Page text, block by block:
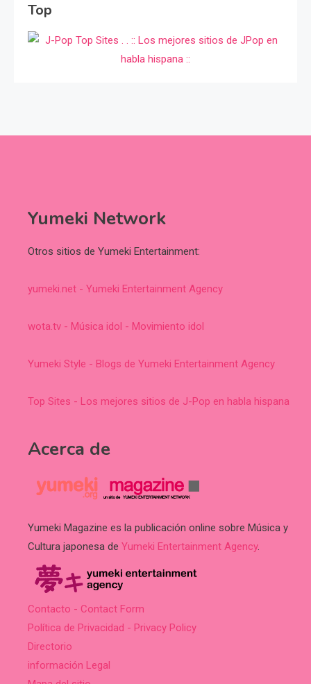
Top
Yumeki Network
Otros sitios de Yumeki Entertainment:
yumeki.net - Yumeki Entertainment Agency
wota.tv - Música idol - Movimiento idol
Yumeki Style - Blogs de Yumeki Entertainment Agency
Top Sites - Los mejores sitios de J-Pop en habla hispana
Acerca de
Yumeki Magazine es la publicación online sobre Música y
Cultura japonesa de Yumeki Entertainment Agency.
Contacto - Contact Form
Política de Privacidad - Privacy Policy
Directorio
información Legal